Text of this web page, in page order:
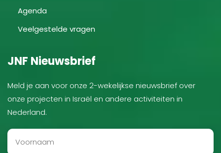
Agenda
Veelgestelde vragen
JNF Nieuwsbrief
Meld je aan voor onze 2-wekelijkse nieuwsbrief over
onze projecten in Israël en andere activiteiten in
Nederland.